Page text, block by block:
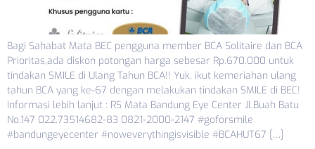
Bagi Sahabat Mata BEC pengguna member BCA Solitaire dan BCA
Prioritas,ada diskon potongan harga sebesar Rp.670.000 untuk
tindakan SMILE di Ulang Tahun BCA!! Yuk, ikut kemeriahan ulang
tahun BCA yang ke-67 dengan melakukan tindakan SMILE di BEC!
Informasi lebih lanjut : RS Mata Bandung Eye Center Jl.Buah Batu
No.147 022.73514682-83 0821-2000-2147 #goforsmile
#bandungeyecenter #noweverythingisvisible #BCAHUT67 […]